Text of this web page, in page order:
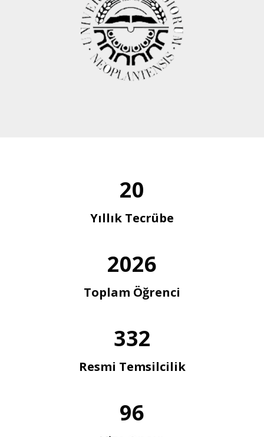
20
Yıllık Tecrübe
2026
Toplam Öğrenci
332
Resmi Temsilcilik
96